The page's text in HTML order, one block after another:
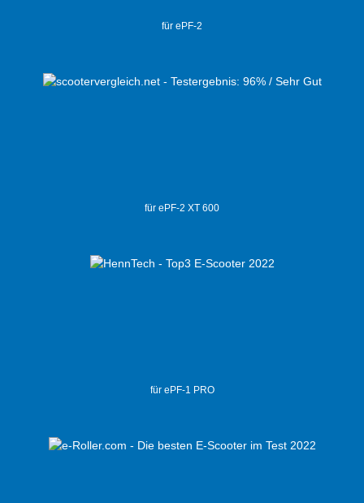
für ePF-2
für ePF-2 XT 600
für ePF-1 PRO